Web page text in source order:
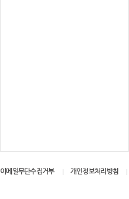
이메일무단수집거부 개인정보처리방침